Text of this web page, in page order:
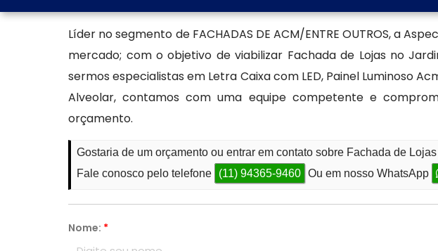
Líder no segmento de FACHADAS DE ACM/ENTRE OUTROS, a
mercado; com o objetivo de viabilizar Fachada de Lojas no
sermos especialistas em Letra Caixa com LED, Painel Luminoso
Alveolar, contamos com uma equipe competente e
orçamento.
Gostaria de um orçamento ou entrar em contato sobre Fachada de
Fale conosco pelo telefone
(11) 94365-9460 Ou em nosso WhatsApp
Nome: *